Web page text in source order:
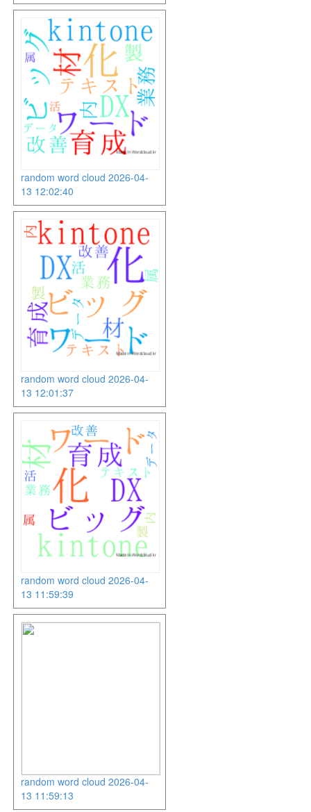
random word cloud 2026-04-
13 12:02:40
random word cloud 2026-04-
13 12:01:37
random word cloud 2026-04-
13 11:59:39
random word cloud 2026-04-
13 11:59:13